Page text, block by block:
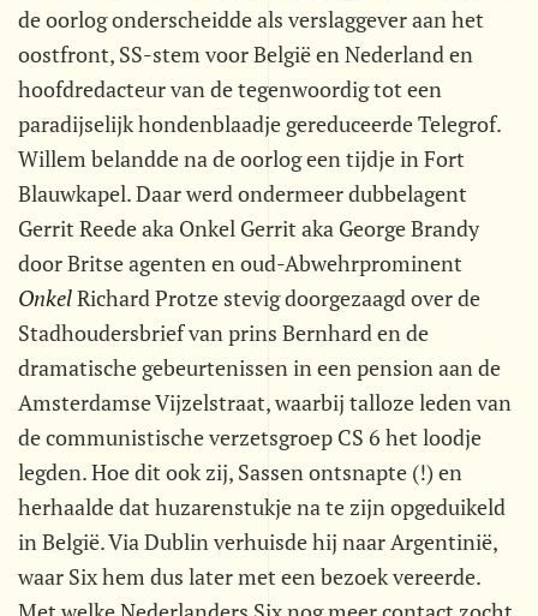
de oorlog onderscheidde als verslaggever aan het
oostfront, SS-stem voor België en Nederland en
hoofdredacteur van de tegenwoordig tot een
paradijselijk hondenblaadje gereduceerde Telegrof.
Willem belandde na de oorlog een tijdje in Fort
Blauwkapel. Daar werd ondermeer dubbelagent
Gerrit Reede aka Onkel Gerrit aka George Brandy
door Britse agenten en oud-Abwehrprominent
Onkel Richard Protze stevig doorgezaagd over de
Stadhoudersbrief van prins Bernhard en de
dramatische gebeurtenissen in een pension aan de
Amsterdamse Vijzelstraat, waarbij talloze leden van
de communistische verzetsgroep CS 6 het loodje
legden. Hoe dit ook zij, Sassen ontsnapte (!) en
herhaalde dat huzarenstukje na te zijn opgeduikeld
in België. Via Dublin verhuisde hij naar Argentinië,
waar Six hem dus later met een bezoek vereerde.